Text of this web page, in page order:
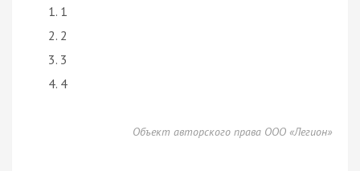
1
2
3
4
Объект авторского права ООО «Легион»